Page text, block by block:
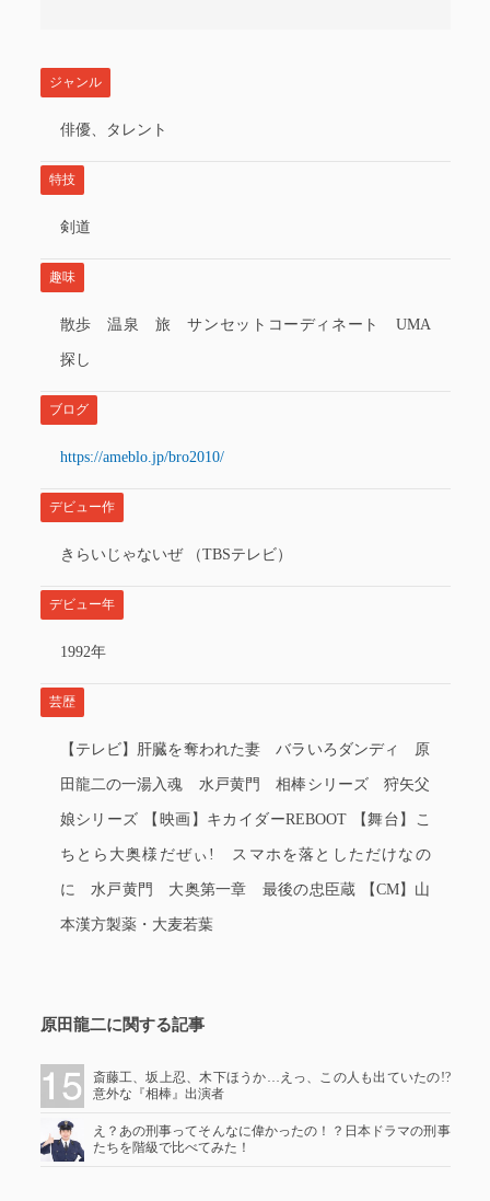
ジャンル
俳優、タレント
特技
剣道
趣味
散歩 温泉 旅 サンセットコーディネート UMA
探し
ブログ
https://ameblo.jp/bro2010/
デビュー作
きらいじゃないぜ （TBSテレビ）
デビュー年
1992年
芸歴
【テレビ】肝臓を奪われた妻 バラいろダンディ 原
田龍二の一湯入魂 水戸黄門 相棒シリーズ 狩矢父
娘シリーズ 【映画】キカイダーREBOOT 【舞台】こ
ちとら大奥様だぜぃ! スマホを落としただけなの
に 水戸黄門 大奥第一章 最後の忠臣蔵 【CM】山
本漢方製薬・大麦若葉
原田龍二に関する記事
斎藤工、坂上忍、木下ほうか…えっ、この人も出ていたの!?
意外な『相棒』出演者
え？あの刑事ってそんなに偉かったの！？日本ドラマの刑事
たちを階級で比べてみた！